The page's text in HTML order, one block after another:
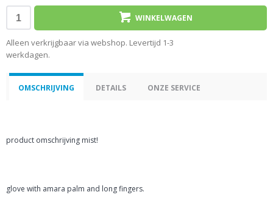
WINKELWAGEN
Alleen verkrijgbaar via webshop. Levertijd 1-3
werkdagen.
OMSCHRIJVING DETAILS ONZE SERVICE
product omschrijving mist!
glove with amara palm and long fingers.